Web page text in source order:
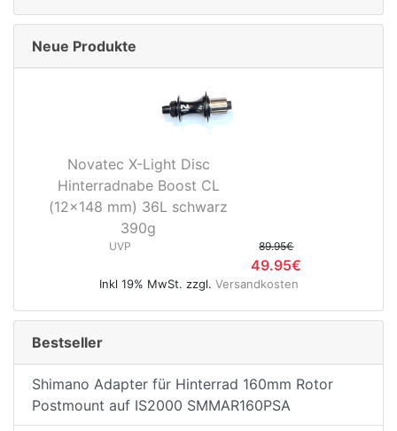
Neue Produkte
Novatec X-Light Disc
Hinterradnabe Boost CL
(12x148 mm) 36L schwarz
390g
UVP 89.95€
49.95€
Inkl 19% MwSt. zzgl. Versandkosten
Bestseller
Shimano Adapter für Hinterrad 160mm Rotor
Postmount auf IS2000 SMMAR160PSA